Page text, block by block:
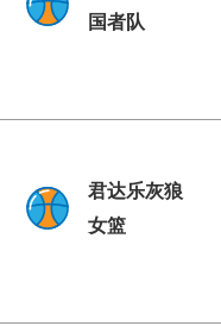
国者队
君达乐灰狼
女篮